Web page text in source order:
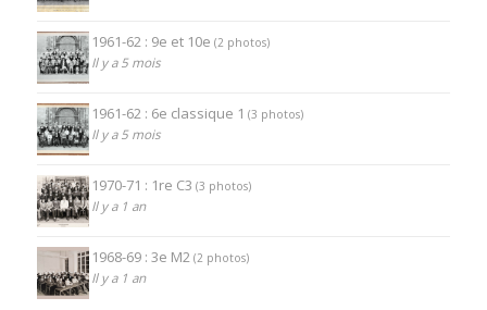
1961-62 : 9e et 10e (2 photos)
Il y a 5 mois
1961-62 : 6e classique 1 (3 photos)
Il y a 5 mois
1970-71 : 1re C3 (3 photos)
Il y a 1 an
1968-69 : 3e M2 (2 photos)
Il y a 1 an